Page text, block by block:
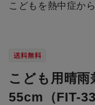
こどもを熱中症か
こども用晴雨
55cm（FIT-